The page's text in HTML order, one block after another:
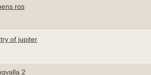
ros
of jupiter
2